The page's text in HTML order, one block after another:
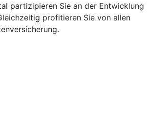
partizipieren Sie an der Entwicklung
profitieren Sie von allen